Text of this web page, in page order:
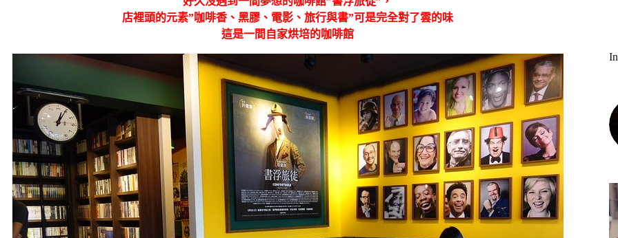
店裡頭的元素”咖啡香、黑膠、電影、旅行與書”可是完全對了雲的味
這是一間自家烘培的咖啡館